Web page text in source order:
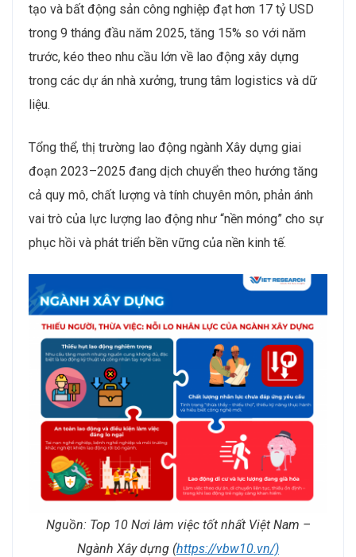
tạo và bất động sản công nghiệp đạt hơn 17 tỷ USD
trong 9 tháng đầu năm 2025, tăng 15% so với năm
trước, kéo theo nhu cầu lớn về lao động xây dựng
trong các dự án nhà xưởng, trung tâm logistics và dữ
liệu.
Tổng thể, thị trường lao động ngành Xây dựng giai
đoạn 2023–2025 đang dịch chuyển theo hướng tăng
cả quy mô, chất lượng và tính chuyên môn, phản ánh
vai trò của lực lượng lao động như “nền móng” cho sự
phục hồi và phát triển bền vững của nền kinh tế.
Nguồn: Top 10 Nơi làm việc tốt nhất Việt Nam –
Ngành Xây dựng (https://vbw10.vn/)